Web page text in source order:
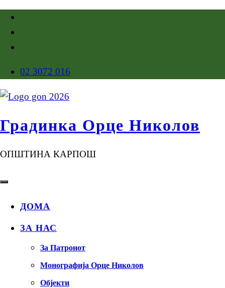
02 3072 016
Градинка Орце Николов
ОПШТИНА КАРПОШ
ДОМА
ЗА НАС
За Патронот
Монографија Орце Николов
Објекти